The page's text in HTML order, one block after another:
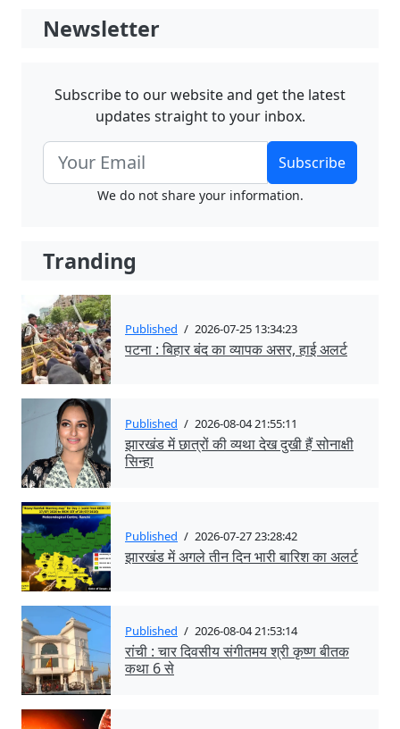
Newsletter
Subscribe to our website and get the latest
updates straight to your inbox.
Subscribe
We do not share your information.
Tranding
Published / 2026-07-25 13:34:23
पटना : बिहार बंद का व्यापक असर, हाई अलर्ट
Published / 2026-08-04 21:55:11
झारखंड में छात्रों की व्यथा देख दुखी हैं सोनाक्षी
सिन्हा
Published / 2026-07-27 23:28:42
झारखंड में अगले तीन दिन भारी बारिश का अलर्ट
Published / 2026-08-04 21:53:14
रांची : चार दिवसीय संगीतमय श्री कृष्ण बीतक
कथा 6 से